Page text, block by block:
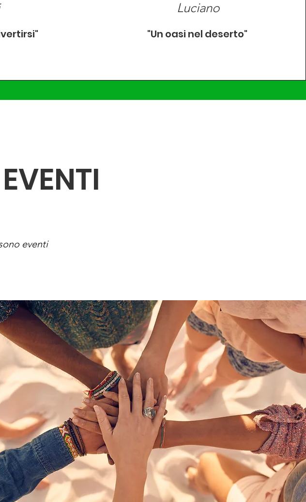
Luciano
"Un oasi nel deserto"
eventi